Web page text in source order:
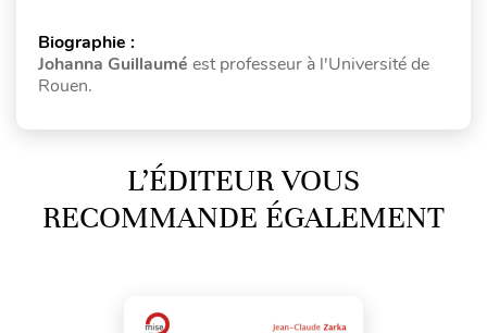
Biographie :
Johanna Guillaumé est professeur à l'Université de
Rouen.
L’ÉDITEUR VOUS
RECOMMANDE ÉGALEMENT